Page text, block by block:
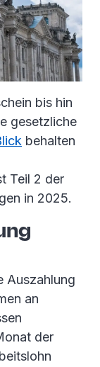
bis hin
gesetzliche
behalten
Teil 2 der
in 2025.
Auszahlung
an
der